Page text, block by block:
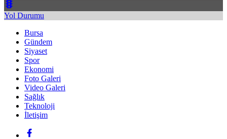
Yol Durumu
Bursa
Gündem
Siyaset
Spor
Ekonomi
Foto Galeri
Video Galeri
Sağlık
Teknoloji
İletişim